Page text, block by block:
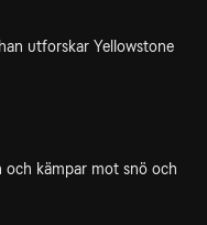
utforskar Yellowstone
kämpar mot snö och